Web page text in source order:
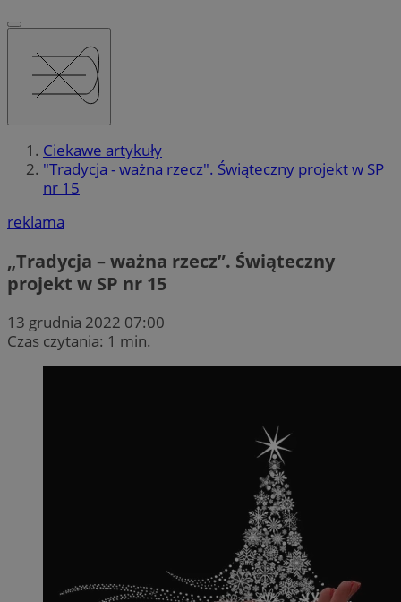
Ciekawe artykuły
"Tradycja - ważna rzecz". Świąteczny projekt w SP
nr 15
reklama
„Tradycja – ważna rzecz”. Świąteczny
projekt w SP nr 15
13 grudnia 2022 07:00
Czas czytania: 1 min.